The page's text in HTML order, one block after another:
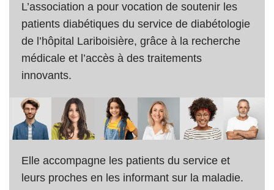
L’association a pour vocation de soutenir les
patients diabétiques du service de diabétologie
de l’hôpital Lariboisière, grâce à la recherche
médicale et l’accès à des traitements
innovants.
Elle accompagne les patients du service et
leurs proches en les informant sur la maladie.